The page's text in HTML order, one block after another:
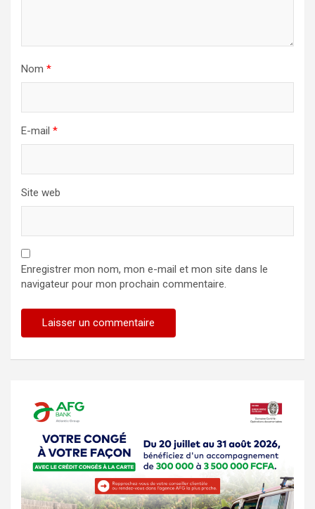
Nom *
E-mail *
Site web
Enregistrer mon nom, mon e-mail et mon site dans le
navigateur pour mon prochain commentaire.